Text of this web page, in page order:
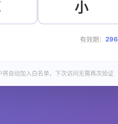
小
有效期： 296
将自动加入白名单，下次访问无需再次验证